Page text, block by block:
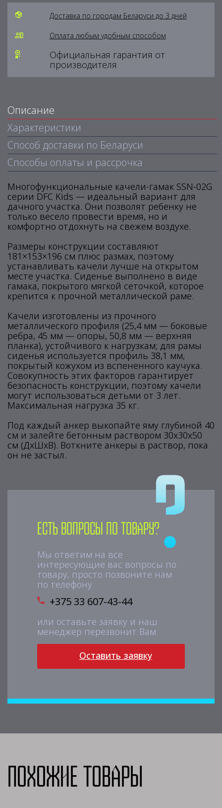
Доставка по городам Беларуси до 3 дней
Оплата любым удобным способом
Официальная гарантия от
производителя
Описание
Характеристики
Способ доставки по Беларуси
Способы оплаты и рассрочка
Многофункциональные качели-гамак SSN-02G
серии DFC Kids — идеальный вариант для
дачного участка. Они позволят ребенку не
только весело провести время, но и
комфортно отдохнуть на свежем воздухе.
Размеры конструкции составляют
181×153×196 см плюс размах, поэтому
устанавливать качели лучше на открытом
месте участка. Сиденье выполнено в виде
гамака, покрытого мягкой сеточкой, которое
крепится к прочной металлической раме.
Качели изготовлены из прочного
металлического профиля (25,4 мм — боковые
ребра, 45 мм — опоры, 50,8 мм — верхняя
планка), устойчивого к нагрузкам; для рамы
сиденья используется профиль 38,1 мм,
покрытый кожухом из вспененного каучука.
Совокупность этих факторов гарантирует
безопасность конструкции, поэтому качели
могут использоваться детьми от 3 лет.
Максимальная нагрузка 35 кг.
Под каждый анкер выкопайте яму глубиной 40
см и залейте бетонным раствором 30x30x50
см (ДxШxВ). Воткните анкеры в раствор, пока
он не застыл.
Есть вопросы по товару?
Мы ответим на все
интересующие вас вопросы по
товару, просто позвоните нам
по телефону
+375 33 607-43-44
или оставьте заявку и наш
менеджер перезвонит Вам
Оставить заявку
Похожие товары